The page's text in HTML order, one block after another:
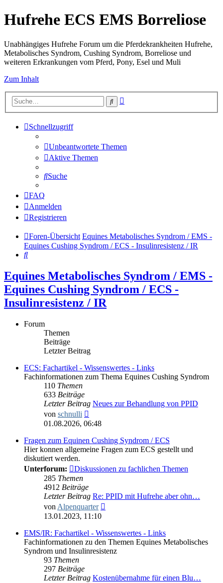
Hufrehe ECS EMS Borreliose
Unabhängiges Hufrehe Forum um die Pferdekrankheiten Hufrehe,
Metabolisches Syndrom, Cushing Syndrom, Borreliose und
weiteren Erkrankungen vom Pferd, Pony, Esel und Muli
Zum Inhalt
Suche
Schnellzugriff
Unbeantwortete Themen
Aktive Themen
Suche
FAQ
Anmelden
Registrieren
Foren-Übersicht Equines Metabolisches Syndrom / EMS -
Equines Cushing Syndrom / ECS - Insulinresistenz / IR
Suche
Equines Metabolisches Syndrom / EMS -
Equines Cushing Syndrom / ECS -
Insulinresistenz / IR
Forum
Themen
Beiträge
Letzter Beitrag
ECS: Fachartikel - Wissenswertes - Links
Fachinformationen zum Thema Equines Cushing Syndrom
110 Themen
633 Beiträge
Letzter Beitrag Neues zur Behandlung von PPID
von schnulli
Beitrag
01.08.2026, 06:48
Fragen zum Equinen Cushing Syndrom / ECS
Hier konnen allgemeine Fragen zum ECS gestellt und
diskutiert werden.
Unterforum:
Diskussionen zu fachlichen Themen
285 Themen
4912 Beiträge
Letzter Beitrag Re: PPID mit Hufrehe aber ohn…
von Alpenquarter
13.01.2023, 11:10
EMS/IR: Fachartikel - Wissenswertes - Links
Fachinformationen zu den Themen Equines Metabolisches
Syndrom und Insulinresistenz
93 Themen
297 Beiträge
Letzter Beitrag Kostenübernahme für einen Blu…